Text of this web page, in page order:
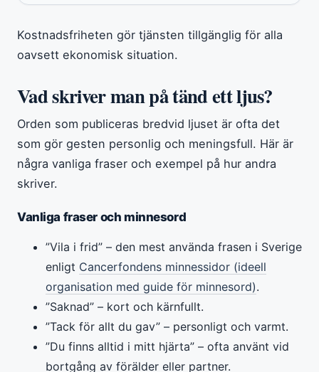
Kostnadsfriheten gör tjänsten tillgänglig för alla
oavsett ekonomisk situation.
Vad skriver man på tänd ett ljus?
Orden som publiceras bredvid ljuset är ofta det
som gör gesten personlig och meningsfull. Här är
några vanliga fraser och exempel på hur andra
skriver.
Vanliga fraser och minnesord
”Vila i frid” – den mest använda frasen i Sverige
enligt Cancerfondens minnessidor (ideell
organisation med guide för minnesord).
”Saknad” – kort och kärnfullt.
”Tack för allt du gav” – personligt och varmt.
”Du finns alltid i mitt hjärta” – ofta använt vid
bortgång av förälder eller partner.